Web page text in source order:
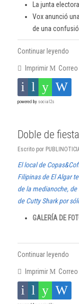
La junta
Vox anunció
de una
Continuar leyendo
Imprimir
powered by social2s
Doble de
Escrito por
El local de
Filipinas de El Algar
de la medianoche,
de Cutty Shark por
GALERÍA DE
Continuar leyendo
Imprimir